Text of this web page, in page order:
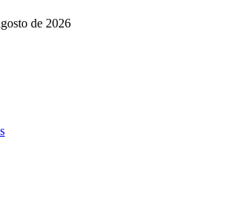
de 2026